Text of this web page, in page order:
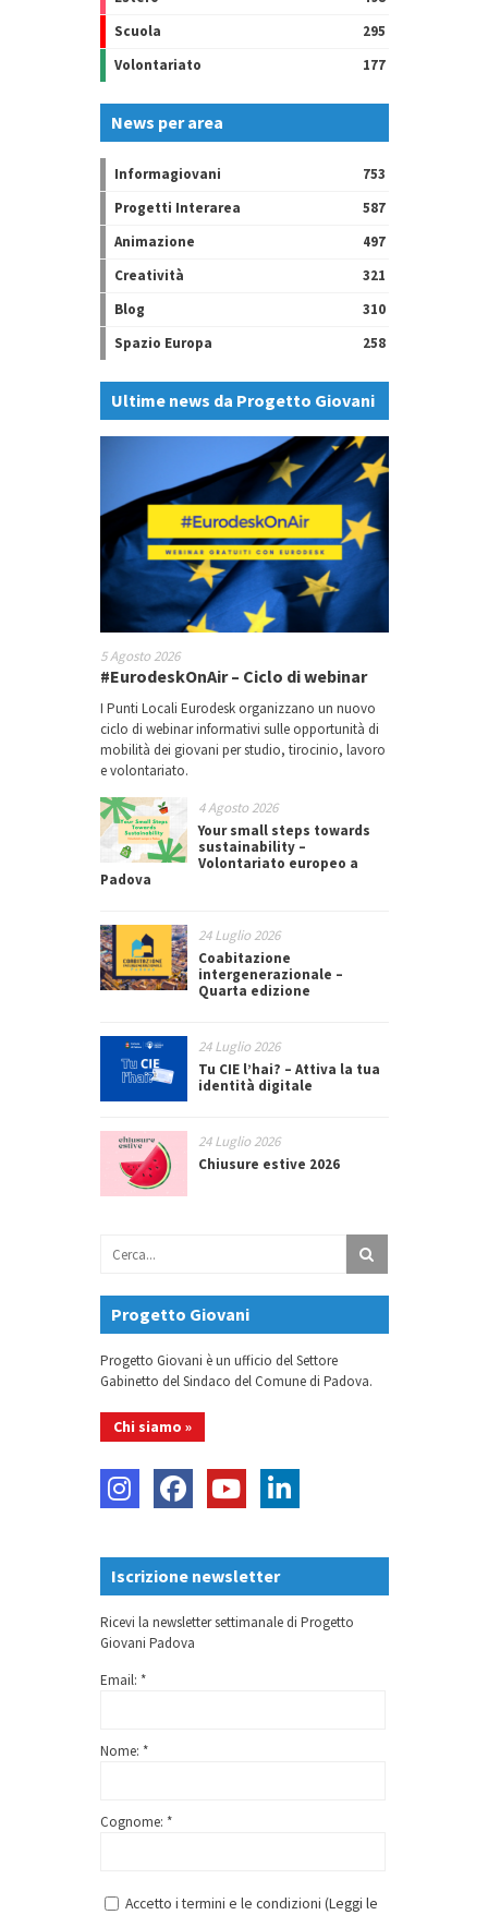
Scuola
295
Volontariato
177
News per area
Informagiovani
753
Progetti Interarea
587
Animazione
497
Creatività
321
Blog
310
Spazio Europa
258
Ultime news da Progetto Giovani
5 Agosto 2026
#EurodeskOnAir – Ciclo di webinar
I Punti Locali Eurodesk organizzano un nuovo
ciclo di webinar informativi sulle opportunità di
mobilità dei giovani per studio, tirocinio, lavoro
e volontariato.
4 Agosto 2026
Your small steps towards
sustainability –
Volontariato europeo a
Padova
24 Luglio 2026
Coabitazione
intergenerazionale –
Quarta edizione
24 Luglio 2026
Tu CIE l’hai? – Attiva la tua
identità digitale
24 Luglio 2026
Chiusure estive 2026
Progetto Giovani
Progetto Giovani è un ufficio del Settore
Gabinetto del Sindaco del Comune di Padova.
Chi siamo »
Iscrizione newsletter
Ricevi la newsletter settimanale di Progetto
Giovani Padova
Email: *
Nome: *
Cognome: *
Accetto i termini e le condizioni (Leggi le